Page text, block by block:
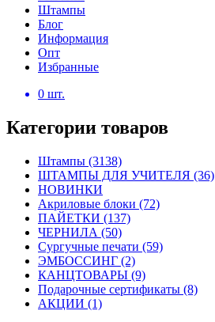
Штампы
Блог
Информация
Опт
Избранные
0 шт.
Категории товаров
Штампы (3138)
ШТАМПЫ ДЛЯ УЧИТЕЛЯ (36)
НОВИНКИ
Акриловые блоки (72)
ПАЙЕТКИ (137)
ЧЕРНИЛА (50)
Сургучные печати (59)
ЭМБОССИНГ (2)
КАНЦТОВАРЫ (9)
Подарочные сертификаты (8)
АКЦИИ (1)